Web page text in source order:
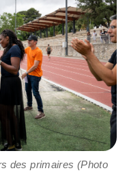
des primaires (Photo